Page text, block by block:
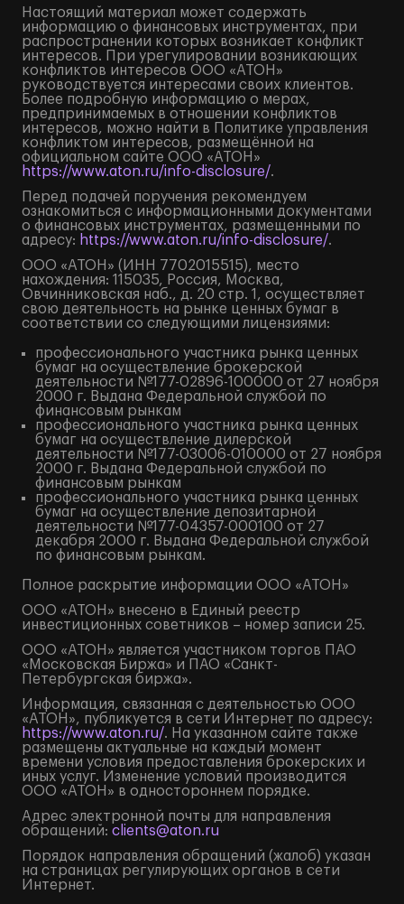
Настоящий материал может содержать
информацию о финансовых инструментах, при
распространении которых возникает конфликт
интересов. При урегулировании возникающих
конфликтов интересов ООО «АТОН»
руководствуется интересами своих клиентов.
Более подробную информацию о мерах,
предпринимаемых в отношении конфликтов
интересов, можно найти в Политике управления
конфликтом интересов, размещённой на
официальном сайте ООО «АТОН»
https://www.aton.ru/info-disclosure/.
Перед подачей поручения рекомендуем
ознакомиться с информационными документами
о финансовых инструментах, размещенными по
адресу: https://www.aton.ru/info-disclosure/.
ООО «АТОН» (ИНН 7702015515), место
нахождения: 115035, Россия, Москва,
Овчинниковская наб., д. 20 стр. 1, осуществляет
свою деятельность на рынке ценных бумаг в
соответствии со следующими лицензиями:
профессионального участника рынка ценных
бумаг на осуществление брокерской
деятельности №177-02896-100000 от 27 ноября
2000 г. Выдана Федеральной службой по
финансовым рынкам
профессионального участника рынка ценных
бумаг на осуществление дилерской
деятельности №177-03006-010000 от 27 ноября
2000 г. Выдана Федеральной службой по
финансовым рынкам
профессионального участника рынка ценных
бумаг на осуществление депозитарной
деятельности №177-04357-000100 от 27
декабря 2000 г. Выдана Федеральной службой
по финансовым рынкам.
Полное раскрытие информации ООО «АТОН»
ООО «АТОН» внесено в Единый реестр
инвестиционных советников – номер записи 25.
ООО «АТОН» является участником торгов ПАО
«Московская Биржа» и ПАО «Санкт-
Петербургская биржа».
Информация, связанная с деятельностью ООО
«АТОН», публикуется в сети Интернет по адресу:
https://www.aton.ru/. На указанном сайте также
размещены актуальные на каждый момент
времени условия предоставления брокерских и
иных услуг. Изменение условий производится
ООО «АТОН» в одностороннем порядке.
Адрес электронной почты для направления
обращений: clients@aton.ru
Порядок направления обращений (жалоб) указан
на страницах регулирующих органов в сети
Интернет.